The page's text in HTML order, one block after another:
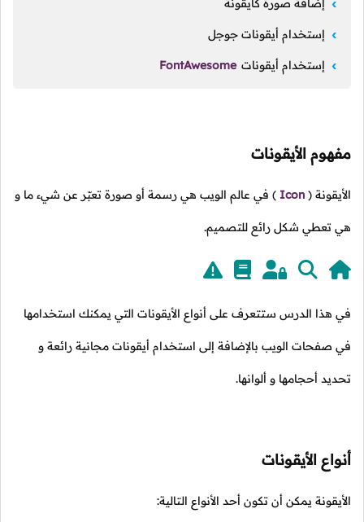
إضافة صورة كأيقونة
إستخدام أيقونات جوجل
إستخدام أيقونات FontAwesome
مفهوم الأيقونات
الأيقونة (
Icon
) في عالم الويب هي رسمة أو صورة تعبّر عن شيء ما و
هي تعطي شكل رائع للتصميم.
في هذا الدرس ستتعرف على أنواع الأيقونات التي يمكنك استخدامها
في صفحات الويب بالإضافة إلى استخدام أيقونات مجانية رائعة و
تحديد أحجامها و ألوانها.
أنواع الأيقونات
الأيقونة يمكن أن تكون أحد الأنواع التالية: